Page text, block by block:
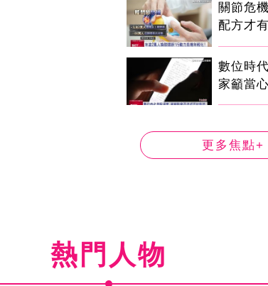
關節危
配方才
數位時
家籲當
更多焦點+
熱門人物